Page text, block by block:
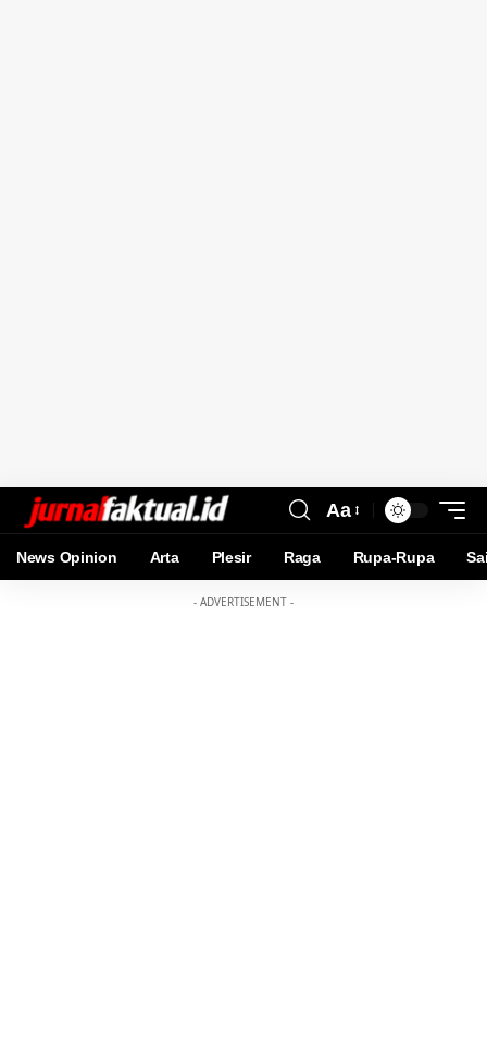
Aa
News Opinion Arta Plesir Raga Rupa-Rupa
- ADVERTISEMENT -